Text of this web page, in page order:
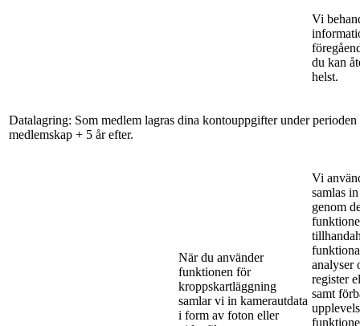
Vi
du kan
helst.
Datalagring: Som medlem lagras dina kontouppgifter under
medlemskap + 5 år efter.
När du använder
funktionen för
kroppskartläggning
samlar vi in kamerautdata
i form av foton eller
Vi
samlas
genom
analyser
register
samt